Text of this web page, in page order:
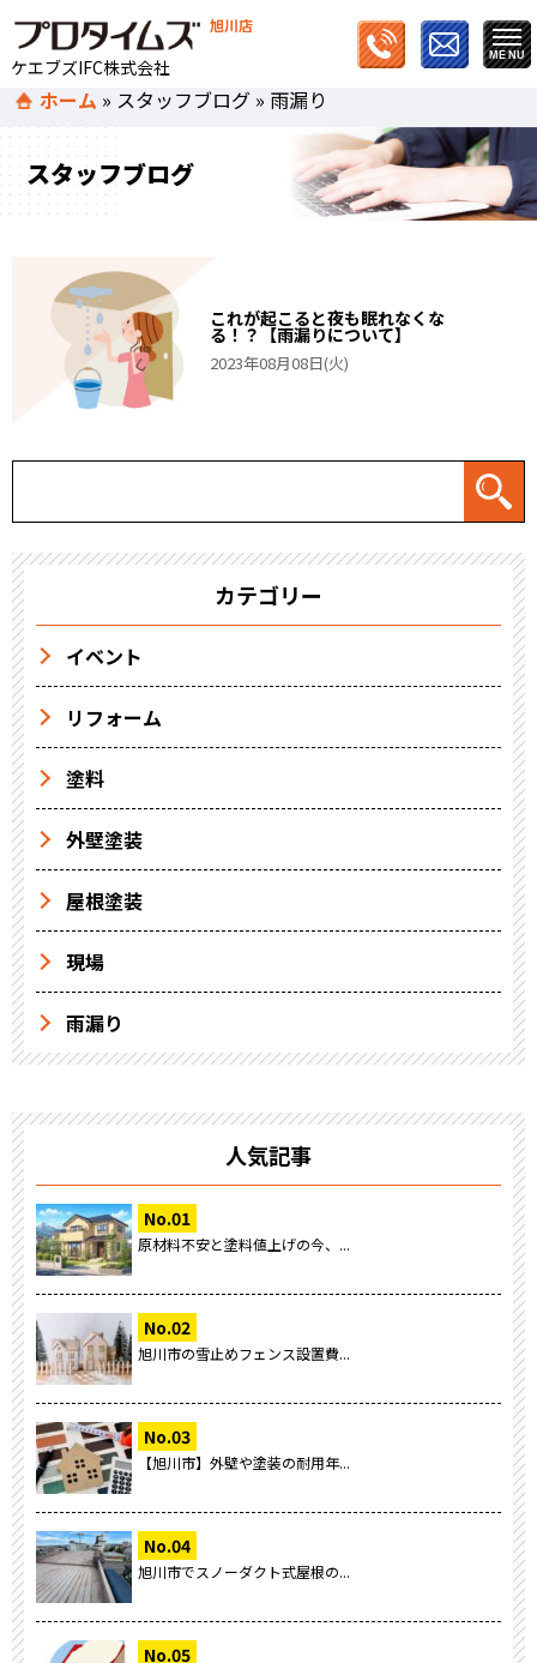
旭川店
ケエブズIFC株式会社
ホーム » スタッフブログ » 雨漏り
スタッフブログ
これが起こると夜も眠れなくな
る！？【雨漏りについて】
2023年08月08日(火)
カテゴリー
イベント
リフォーム
塗料
外壁塗装
屋根塗装
現場
雨漏り
人気記事
原材料不安と塗料値上げの今、...
旭川市の雪止めフェンス設置費...
【旭川市】外壁や塗装の耐用年...
旭川市でスノーダクト式屋根の...